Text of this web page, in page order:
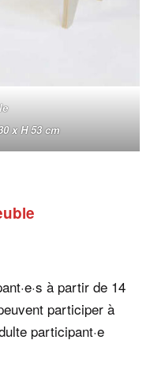
x H 53 cm
à partir de 14
participer à
participant·e